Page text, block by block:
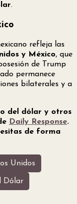
.
refleja las
y México, que
de Trump
permanece
bilaterales y a
del dólar y otros
Daily Response.
de forma
Unidos
Dólar